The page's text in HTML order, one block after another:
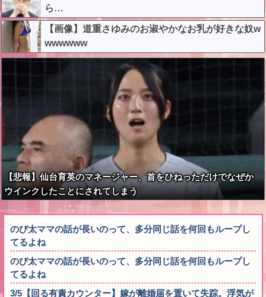
ら…
【画像】道重さゆみのお淑やかなお乳が好きな奴w
wwwwww
【悲報】仙台育英のマネージャー、首をひねっただけでなぜか
ウインクしたことにされてしまう
のび太ママの話が長いのって、多分同じ話を何回もループし
てるよね
のび太ママの話が長いのって、多分同じ話を何回もループし
てるよね
3/5【回る有責カウンター】嫁が離婚届を置いて失踪。浮気が